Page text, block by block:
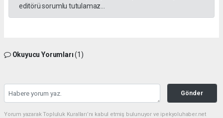
editörü sorumlu tutulamaz...
Okuyucu Yorumları(1)
Gönder
Yorum yazarak Topluluk Kuralları’nı kabul etmiş bulunuyor ve ipekyoluhaber.net